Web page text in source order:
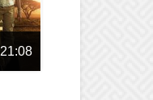
21:08